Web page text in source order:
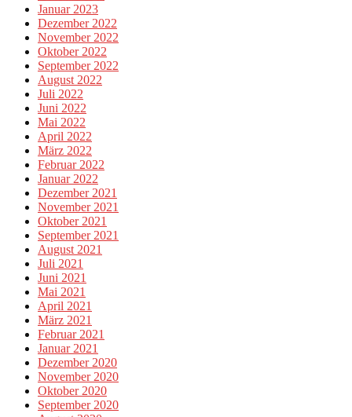
Januar 2023
Dezember 2022
November 2022
Oktober 2022
September 2022
August 2022
Juli 2022
Juni 2022
Mai 2022
April 2022
März 2022
Februar 2022
Januar 2022
Dezember 2021
November 2021
Oktober 2021
September 2021
August 2021
Juli 2021
Juni 2021
Mai 2021
April 2021
März 2021
Februar 2021
Januar 2021
Dezember 2020
November 2020
Oktober 2020
September 2020